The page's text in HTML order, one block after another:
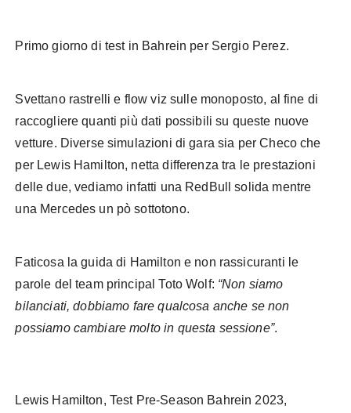
Primo giorno di test in Bahrein per Sergio Perez.
Svettano rastrelli e flow viz sulle monoposto, al fine di
raccogliere quanti più dati possibili su queste nuove
vetture. Diverse simulazioni di gara sia per Checo che
per Lewis Hamilton, netta differenza tra le prestazioni
delle due, vediamo infatti una RedBull solida mentre
una Mercedes un pò sottotono.
Faticosa la guida di Hamilton e non rassicuranti le
parole del team principal Toto Wolf: “Non siamo
bilanciati, dobbiamo fare qualcosa anche se non
possiamo cambiare molto in questa sessione”.
Lewis Hamilton, Test Pre-Season Bahrein 2023,